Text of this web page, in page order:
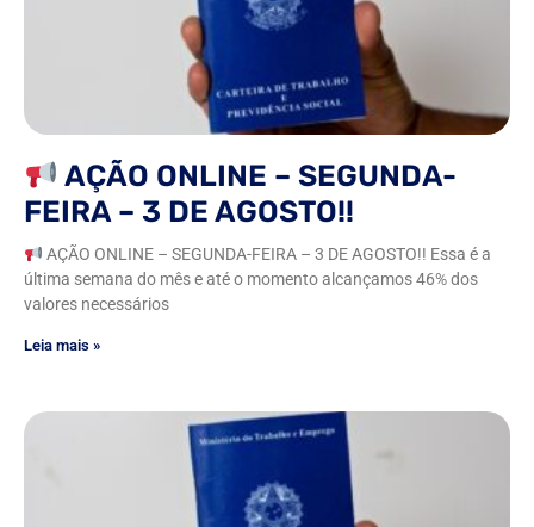
AÇÃO ONLINE – SEGUNDA-
FEIRA – 3 DE AGOSTO!!
AÇÃO ONLINE – SEGUNDA-FEIRA – 3 DE AGOSTO!! Essa é a
última semana do mês e até o momento alcançamos 46% dos
valores necessários
Leia mais »